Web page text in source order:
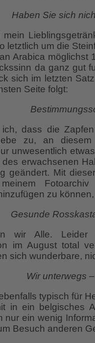
Haben Sie sich
letztlich um die
Arabica
da ganz gut
sich im letzten
Seite folgt:
dass die
zu, an diesem
unwesentlich
erwachsenen
geändert. Mit
zu
Gesunde
wir Alle.
im August total
sich wunderbare,
Wir unterwegs
typisch für
in ein belgisches
nur ein wenig
Besuch anderen